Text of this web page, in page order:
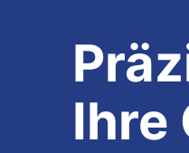
Ihre